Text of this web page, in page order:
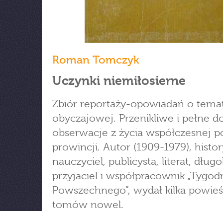
Roman Tomczyk
Uczynki niemiłosierne
Zbiór reportaży-opowiadań o
obyczajowej. Przenikliwe i pełne
obserwacje z życia współczesnej
prowincji. Autor (1909-1979),
nauczyciel, publicysta, literat,
przyjaciel i współpracownik
Powszechnego”, wydał kilka
tomów nowel.